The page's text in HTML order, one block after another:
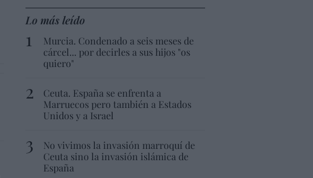
Lo más leído
Murcia. Condenado a seis meses de
cárcel... por decirles a sus hijos "os
quiero"
Ceuta. España se enfrenta a
Marruecos pero también a Estados
Unidos y a Israel
No vivimos la invasión marroquí de
Ceuta sino la invasión islámica de
España